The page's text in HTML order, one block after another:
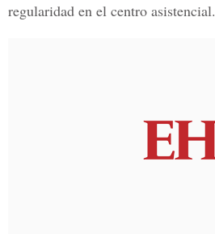
regularidad en el centro asistencial.